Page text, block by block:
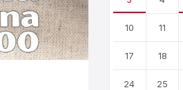
10 11
17 18
24 25